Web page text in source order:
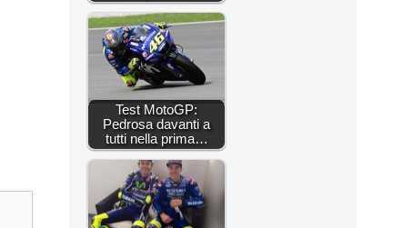
Test MotoGP:
Pedrosa davanti a
tutti nella prima…